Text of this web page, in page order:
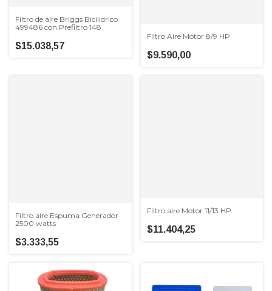
Filtro de aire Briggs Bicilidrico
499486 con Prefiltro 148
$15.038,57
Filtro Aire Motor 8/9 HP
$9.590,00
Filtro aire Espuma Generador
2500 watts
$3.333,55
Filtro aire Motor 11/13 HP
$11.404,25